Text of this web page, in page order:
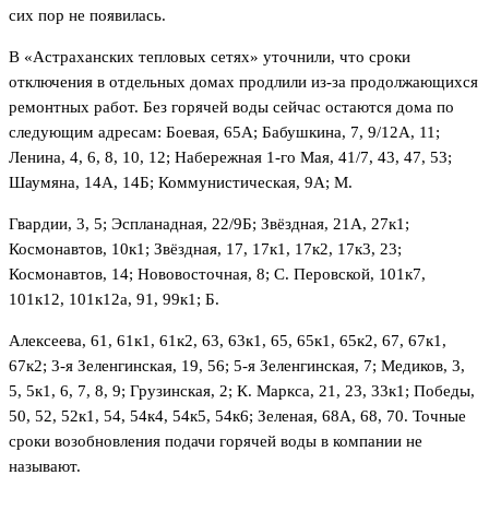
сих пор не появилась.
В «Астраханских тепловых сетях» уточнили, что сроки
отключения в отдельных домах продлили из-за продолжающихся
ремонтных работ. Без горячей воды сейчас остаются дома по
следующим адресам: Боевая, 65А; Бабушкина, 7, 9/12А, 11;
Ленина, 4, 6, 8, 10, 12; Набережная 1-го Мая, 41/7, 43, 47, 53;
Шаумяна, 14А, 14Б; Коммунистическая, 9А; М.
Гвардии, 3, 5; Эспланадная, 22/9Б; Звёздная, 21А, 27к1;
Космонавтов, 10к1; Звёздная, 17, 17к1, 17к2, 17к3, 23;
Космонавтов, 14; Нововосточная, 8; С. Перовской, 101к7,
101к12, 101к12а, 91, 99к1; Б.
Алексеева, 61, 61к1, 61к2, 63, 63к1, 65, 65к1, 65к2, 67, 67к1,
67к2; 3-я Зеленгинская, 19, 56; 5-я Зеленгинская, 7; Медиков, 3,
5, 5к1, 6, 7, 8, 9; Грузинская, 2; К. Маркса, 21, 23, 33к1; Победы,
50, 52, 52к1, 54, 54к4, 54к5, 54к6; Зеленая, 68А, 68, 70. Точные
сроки возобновления подачи горячей воды в компании не
называют.